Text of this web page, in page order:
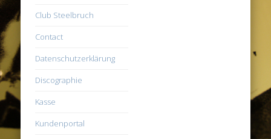
Club Steelbruch
Contact
Datenschutzerklärung
Discographie
Kasse
Kundenportal